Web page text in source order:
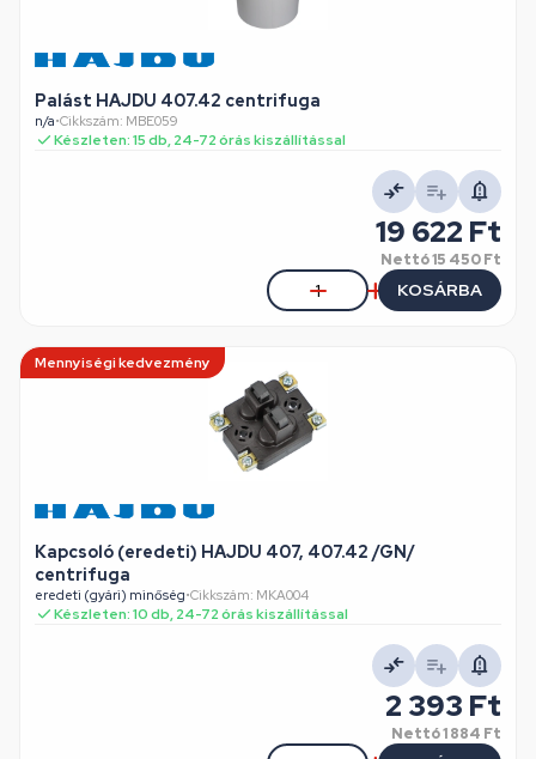
Palást HAJDU 407.42 centrifuga
n/a•Cikkszám: MBE059
Készleten: 15 db, 24-72 órás kiszállítással
19 622 Ft
Nettó15 450 Ft
KOSÁRBA
Mennyiségi kedvezmény
Kapcsoló (eredeti) HAJDU 407, 407.42 /GN/
centrifuga
eredeti (gyári) minőség•Cikkszám: MKA004
Készleten: 10 db, 24-72 órás kiszállítással
2 393 Ft
Nettó1 884 Ft